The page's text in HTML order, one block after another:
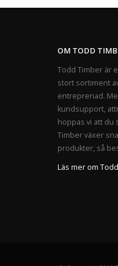
OM TODD
Todd Timber är
stort sortiment
entreprenad.
kundsupport,
hoppas vi att du
Timber växer
produkter, så
Läs mer om